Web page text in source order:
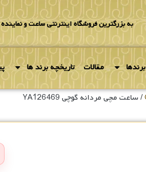
به بزرگترین فروشگاه اینترنتی ساعت و
برندها مقالات تاریخچه برند ها
/ ساعت مچی مردانه گوچی YA126469